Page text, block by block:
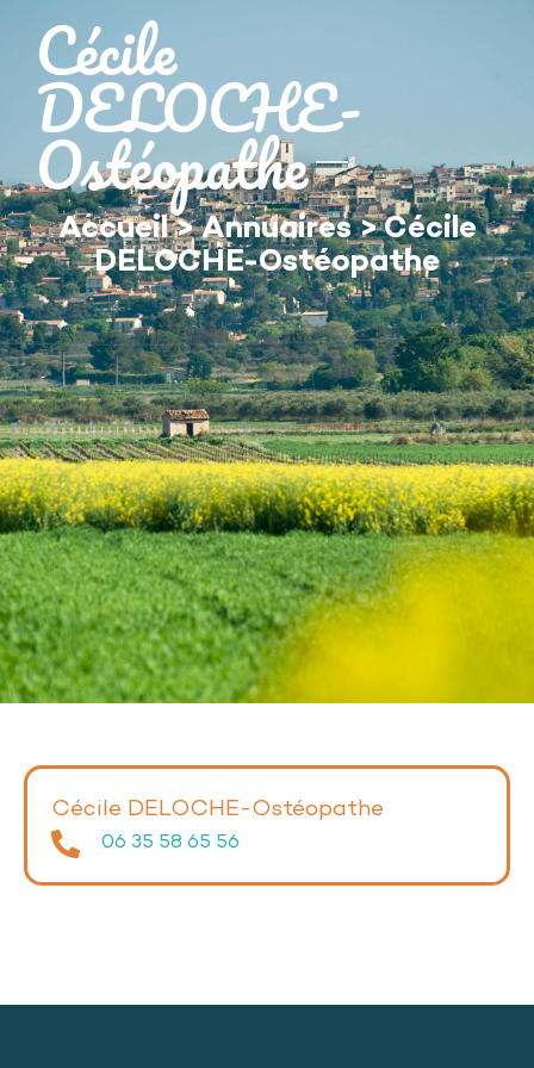
principalCécile
DELOCHE-
Ostéopathe
Accueil>Annuaires>Cécile
DELOCHE-Ostéopathe
Cécile DELOCHE-Ostéopathe
06 35 58 65 56